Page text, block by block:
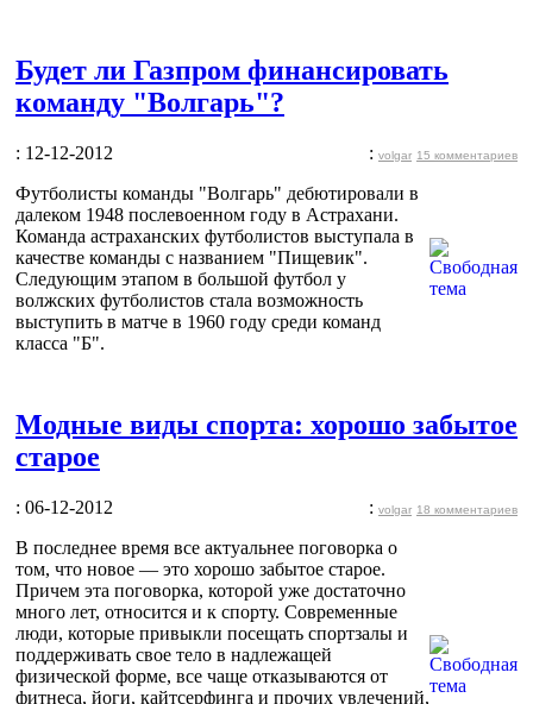
Будет ли Газпром финансировать
команду "Волгарь"?
: 12-12-2012 : volgar 15 комментариев
Футболисты команды "Волгарь" дебютировали в
далеком 1948 послевоенном году в Астрахани.
Команда астраханских футболистов выступала в
качестве команды с названием "Пищевик".
Следующим этапом в большой футбол у
волжских футболистов стала возможность
выступить в матче в 1960 году среди команд
класса "Б".
Модные виды спорта: хорошо забытое
старое
: 06-12-2012 : volgar 18 комментариев
В последнее время все актуальнее поговорка о
том, что новое — это хорошо забытое старое.
Причем эта поговорка, которой уже достаточно
много лет, относится и к спорту. Современные
люди, которые привыкли посещать спортзалы и
поддерживать свое тело в надлежащей
физической форме, все чаще отказываются от
фитнеса, йоги, кайтсерфинга и прочих увлечений,